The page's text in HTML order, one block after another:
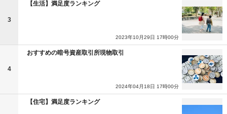
3
【生活】満足度ランキング
2023年10月29日 17時00分
4
おすすめの暗号資産取引所現物取引
2024年04月18日 17時00分
【住宅】満足度ランキング